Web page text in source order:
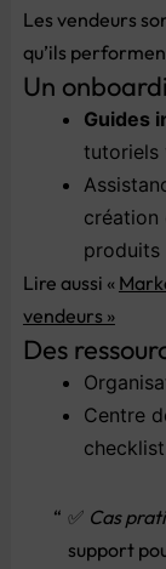
Les vendeurs
qu’ils
Un
Guides
tutoriels
création
produits
Lire aussi «
vendeurs »
Des
Centre
checklist
✅ Cas
support